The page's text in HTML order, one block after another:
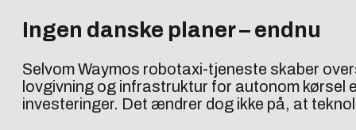
Ingen danske planer – endnu
Selvom Waymos robotaxi-tjeneste skaber
lovgivning og infrastruktur for autonom kørsel
investeringer. Det ændrer dog ikke på, at